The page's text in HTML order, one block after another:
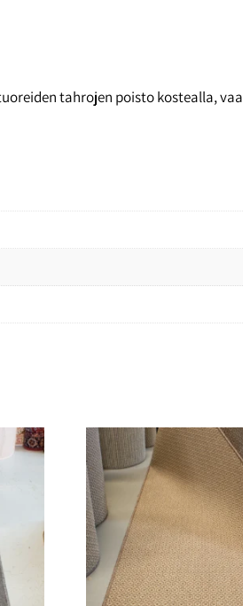
tahrojen poisto kostealla,